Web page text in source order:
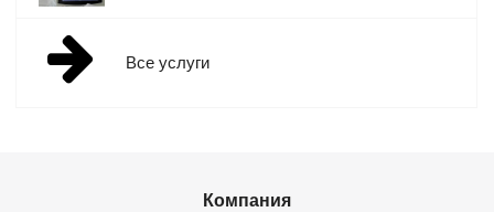
Все услуги
Компания